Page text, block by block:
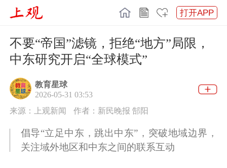
打开APP
不要“帝国”滤镜，拒绝“地方”局限，
中东研究开启“全球模式”
教育星球
2026-05-31 03:53
来源：上观新闻
作者：新民晚报 郜阳
倡导“立足中东，跳出中东”，突破地域边界，
关注域外地区和中东之间的联系互动